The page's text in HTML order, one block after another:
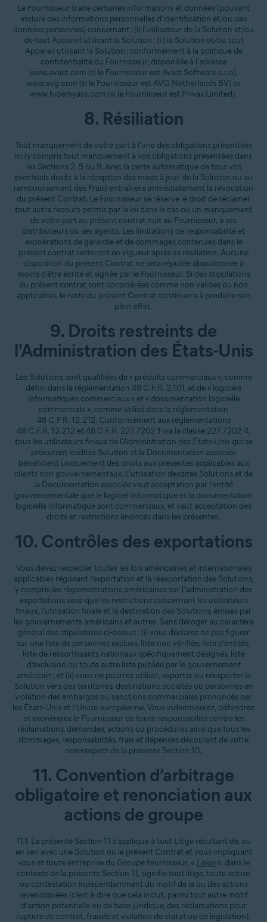
Le Fournisseur traite certaines informations et données (pouvant
inclure des informations personnelles d'identification et/ou des
données personnes) concernant : (i) l'utilisateur de la Solution et/ou
de tout Appareil utilisant la Solution ; (ii) la Solution et/ou tout
Appareil utilisant la Solution ; conformément à la politique de
confidentialité du Fournisseur, disponible à l'adresse
www.avast.com (si le Fournisseur est Avast Software s.r.o),
www.avg.com (si le Fournisseur est AVG Netherlands BV) or
www.hidemyass.com (si le Fournisseur est Privax Limited).
8. Résiliation
Tout manquement de votre part à l'une des obligations présentées
ici (y compris tout manquement à vos obligations présentées dans
les Sections 2, 5 ou 9, avec la perte automatique de tous vos
éventuels droits à la réception des mises à jour de la Solution ou au
remboursement des Frais) entraînera immédiatement la révocation
du présent Contrat. Le Fournisseur se réserve le droit de réclamer
tout autre recours permis par la loi dans le cas où un manquement
de votre part au présent contrat nuit au Fournisseur, à ses
distributeurs ou ses agents. Les limitations de responsabilité et
exonérations de garantie et de dommages contenues dans le
présent contrat resteront en vigueur après sa résiliation. Aucune
disposition du présent Contrat ne sera réputée abandonnée à
moins d'être écrite et signée par le Fournisseur. Si des stipulations
du présent contrat sont considérées comme non valides ou non
applicables, le reste du présent Contrat continuera à produire son
plein effet.
9. Droits restreints de
l'Administration des États-Unis
Les Solutions sont qualifiées de « produits commerciaux », comme
défini dans la réglementation 48 C.F.R. 2.101, et de « logiciels
informatiques commerciaux » et « documentation logicielle
commerciale », comme utilisé dans la réglementation
48 C.F.R. 12.212. Conformément aux réglementations
48 C.F.R. 12.212 et 48 C.F.R. 227.7202-1 via la clause 227.7202-4,
tous les utilisateurs finaux de l'Administration des États-Unis qui se
procurent lesdites Solution et la Documentation associée
bénéficient uniquement des droits aux présentes applicables aux
clients non gouvernementaux. L'utilisation desdites Solutions et de
la Documentation associée vaut acceptation par l'entité
gouvernementale que le logiciel informatique et la documentation
logicielle informatique sont commerciaux, et vaut acceptation des
droits et restrictions énoncés dans les présentes.
10. Contrôles des exportations
Vous devez respecter toutes les lois américaines et internationales
applicables régissant l’exportation et la réexportation des Solutions,
y compris les règlementations américaines sur l’administration des
exportations ainsi que les restrictions concernant les utilisateurs
finaux, l’utilisation finale et la destination des Solutions, émises par
les gouvernements américains et autres. Sans déroger au caractère
général des stipulations ci-dessus : (i) vous déclarez ne pas figurer
sur une liste de personnes exclues, liste non vérifiée, liste d’entités,
liste de ressortissants nationaux spécifiquement désignés, liste
d’exclusion ou toute autre liste publiée par le gouvernement
américain ; et (ii) vous ne pourrez utiliser, exporter ou réexporter la
Solution vers des territoires, destinations, sociétés ou personnes en
violation des embargos ou sanctions commerciales prononcés par
les États-Unis et l’Union européenne. Vous indemniserez, défendrez
et exonèrerez le Fournisseur de toute responsabilité contre les
réclamations, demandes, actions ou procédures ainsi que tous les
dommages, responsabilités, frais et dépenses découlant de votre
non-respect de la présente Section 10.
11. Convention d’arbitrage
obligatoire et renonciation aux
actions de groupe
11.1. La présente Section 11 s'applique à tout Litige résultant de, ou
en lien avec une Solution ou le présent Contrat et vous impliquant
vous et toute entreprise du Groupe fournisseur. « Litige», dans le
contexte de la présente Section 11, signifie tout litige, toute action
ou contestation indépendamment du motif de la ou des actions
revendiquées (c’est-à-dire que cela inclut, parmi tout autre motif
d’action potentielle ou de base juridique, des réclamations pour
rupture de contrat, fraude et violation de statut ou de législation).